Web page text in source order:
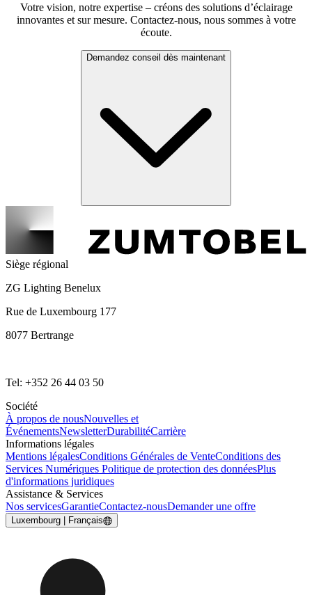
Votre vision, notre expertise – créons des solutions d’éclairage
innovantes et sur mesure. Contactez-nous, nous sommes à votre
écoute.
Demandez conseil dès maintenant
Siège régional
ZG Lighting Benelux
Rue de Luxembourg 177
8077 Bertrange
Tel: +352 26 44 03 50
Société
À propos de nousNouvelles et
ÉvénementsNewsletterDurabilitéCarrière
Informations légales
Mentions légalesConditions Générales de VenteConditions des
Services Numériques Politique de protection des donnéesPlus
d'informations juridiques
Assistance & Services
Nos servicesGarantieContactez-nousDemander une offre
Luxembourg | Français